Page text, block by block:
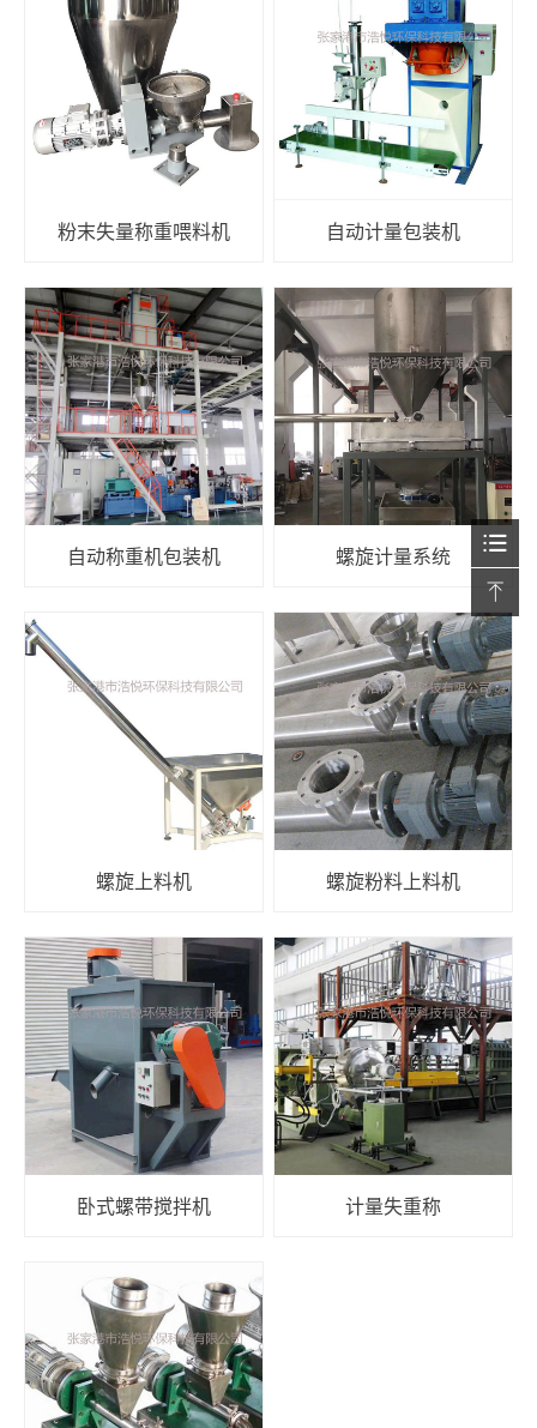
粉末失量称重喂料机 自动计量包装机
自动称重机包装机 螺旋计量系统
螺旋上料机 螺旋粉料上料机
卧式螺带搅拌机 计量失重称